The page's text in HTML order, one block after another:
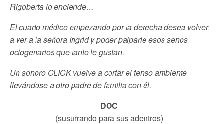
Rigoberta lo enciende…
El cuarto médico empezando por la derecha desea volver
a ver a la señora Ingrid y poder palparle esos senos
octogenarios que tanto le gustan.
Un sonoro CLICK vuelve a cortar el tenso ambiente
llevándose a otro padre de familia con él.
DOC
(susurrando para sus adentros)